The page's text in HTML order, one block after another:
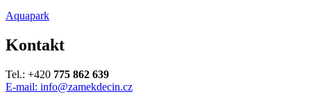
Aquapark
Kontakt
Tel.: +420 775 862 639
E-mail: info@zamekdecin.cz